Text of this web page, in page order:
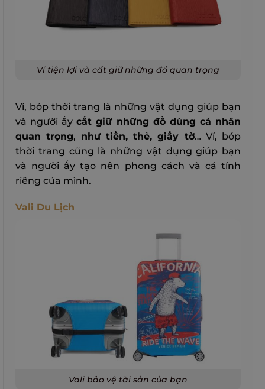
Ví tiện lợi và cất giữ những đồ quan trọng
Ví, bóp thời trang là những vật dụng giúp bạn
và người ấycất giữ những đồ dùng cá nhân
quan trọng, như tiền, thẻ, giấy tờ… Ví, bóp
thời trang cũng là những vật dụng giúp bạn
và người ấy tạo nên phong cách và cá tính
riêng của mình.
Vali Du Lịch
Vali bảo vệ tài sản của bạn